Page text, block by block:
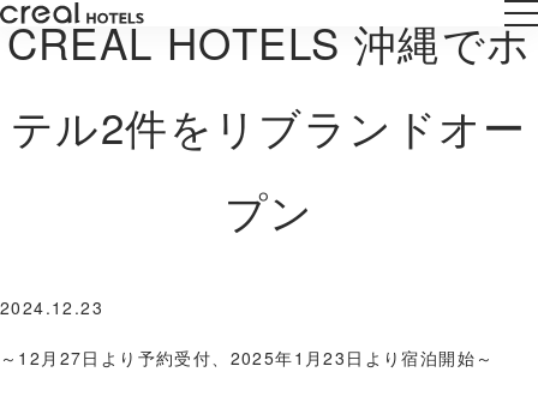
CREAL HOTELS 沖縄でホ
テル2件をリブランドオー
プン
2024.12.23
～12月27日より予約受付、2025年1月23日より宿泊開始～